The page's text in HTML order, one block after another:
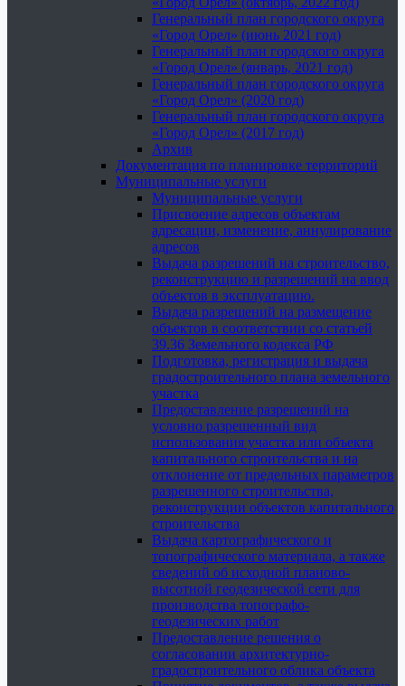
Генеральный план городского округа
«Город Орел» (июнь 2021 год)
Генеральный план городского округа
«Город Орел» (январь, 2021 год)
Генеральный план городского округа
«Город Орел» (2020 год)
Генеральный план городского округа
«Город Орел» (2017 год)
Архив
Документация по планировке территорий
Муниципальные услуги
Муниципальные услуги
Присвоение адресов объектам
адресации, изменение, аннулирование
адресов
Выдача разрешений на строительство,
реконструкцию и разрешений на ввод
объектов в эксплуатацию.
Выдача разрешений на размещение
объектов в соответствии со статьей
39.36 Земельного кодекса РФ
Подготовка, регистрация и выдача
градостроительного плана земельного
участка
Предоставление разрешений на
условно разрешенный вид
использования участка или объекта
капитального строительства и на
отклонение от предельных параметров
разрешенного строительства,
реконструкции объектов капитального
строительства
Выдача картографического и
топографического материала, а также
сведений об исходной планово-
высотной геодезической сети для
производства топографо-
геодезических работ
Предоставление решения о
согласовании архитектурно-
градостроительного облика объекта